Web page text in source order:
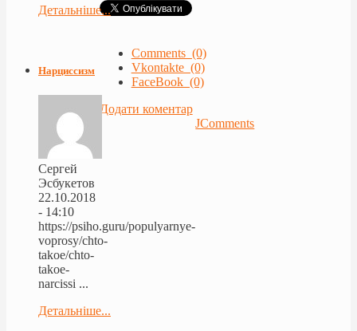
Comments (0)
Vkontakte (0)
FaceBook (0)
Додати коментар
JComments
Детальніше...
Нарциссизм
Сергей
Эсбукетов
22.10.2018
- 14:10
https://psiho.guru/populyarnye-
voprosy/chto-
takoe/chto-
takoe-
narcissi ...
Детальніше...